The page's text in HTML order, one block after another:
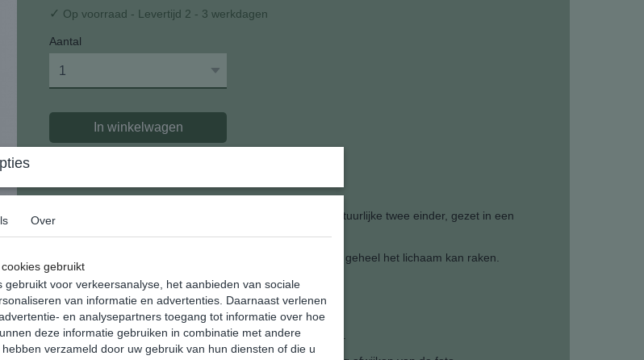
✓ Op voorraad - Levertijd 2 - 3 werkdagen
Aantal
In winkelwagen
Deze veel gedragen punthanger is opgebouwd uit een natuurlijke twee einder, gezet in een
Een sterker werking door dat de steen ,ongeboord, in zijn geheel het lichaam kan raken.
Afmeting: 8 x 40 mm.
De hanger wordt geleverd compleet met zilveren kettinkje.
Over
gebruikt
gebruikt voor verkeersanalyse, het aanbieden van sociale
van informatie en advertenties. Daarnaast verlenen
en analysepartners toegang tot informatie over hoe
deze informatie gebruiken in combinatie met andere
verzameld door uw gebruik van hun diensten of die u